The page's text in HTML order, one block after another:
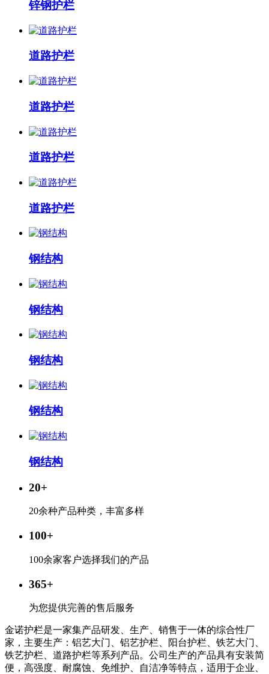
锌钢护栏
道路护栏
道路护栏
道路护栏
道路护栏
钢结构
钢结构
钢结构
钢结构
钢结构
20+
20余种产品种类，丰富多样
100+
100余家客户选择我们的产品
365+
为您提供完善的售后服务
金诺护栏是一家集产品研发、生产、销售于一体的综合性厂
家，主要生产：铝艺大门、铝艺护栏、阳台护栏、铁艺大门、
铁艺护栏、道路护栏等系列产品。公司生产的产品具有安装简
便，高强度、耐腐蚀、免维护、自洁净等特点，适用于企业、